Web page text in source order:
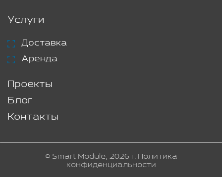
Услуги
Доставка
Аренда
Проекты
Блог
Контакты
© Smart Module, 2026 г. Политика
конфиденциальности